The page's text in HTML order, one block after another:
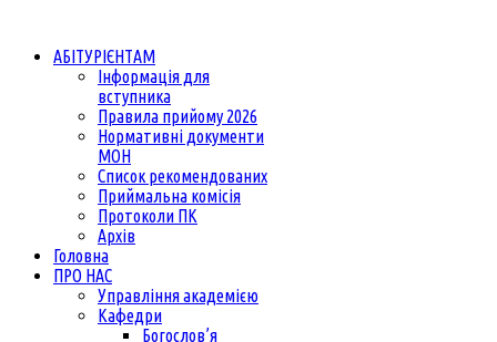
АБІТУРІЄНТАМ
Інформація для
вступника
Правила прийому 2026
Нормативні документи
МОН
Список рекомендованих
Приймальна комісія
Протоколи ПК
Архів
Головна
ПРО НАС
Управління академією
Кафедри
Богослов’я